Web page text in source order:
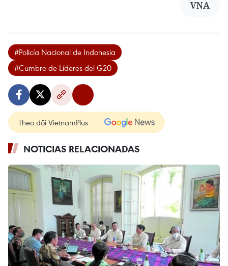
VNA
#Policía Nacional de Indonesia
#Cumbre de Líderes del G20
Theo dõi VietnamPlus
NOTICIAS RELACIONADAS